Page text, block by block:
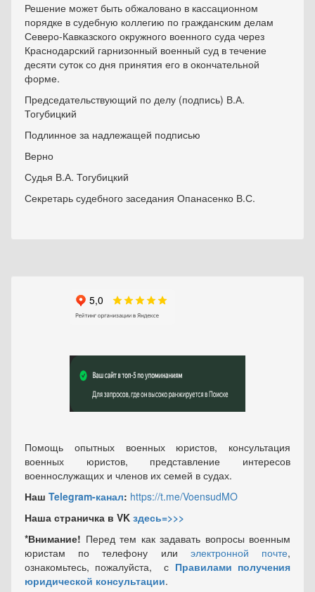
Решение может быть обжаловано в кассационном
порядке в судебную коллегию по гражданским делам
Северо-Кавказского окружного военного суда через
Краснодарский гарнизонный военный суд в течение
десяти суток со дня принятия его в окончательной
форме.
Председательствующий по делу (подпись) В.А.
Тогубицкий
Подлинное за надлежащей подписью
Верно
Судья В.А. Тогубицкий
Секретарь судебного заседания Опанасенко В.С.
Помощь опытных военных юристов, консультация
военных юристов, представление интересов
военнослужащих и членов их семей в судах.
Наш Telegram-канал: https://t.me/VoensudMO
Наша страничка в VK здесь=>>>
*Внимание! Перед тем как задавать вопросы военным
юристам по телефону или электронной почте,
ознакомьтесь, пожалуйста, с Правилами получения
юридической консультации.